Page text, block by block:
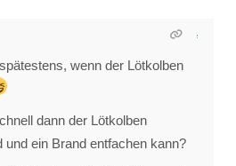
wenn der Lötkolben
dann der Lötkolben
ein Brand entfachen kann?